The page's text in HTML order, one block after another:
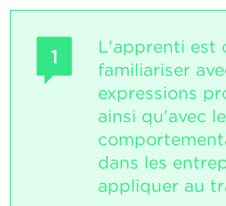
1
L'apprenti est
familiariser
expressions
ainsi qu'avec
dans les
appliquer au